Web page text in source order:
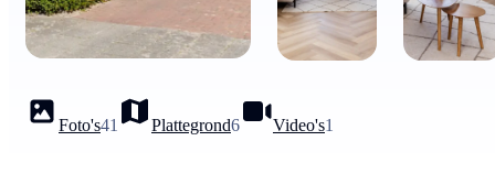
Foto's41 Plattegrond6 Video's1